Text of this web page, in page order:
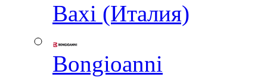
Baxi (Италия)
Вongioanni